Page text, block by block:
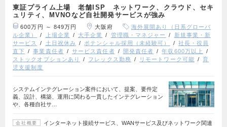
東証プライム上場 老舗ISP ネットワーク、クラウド、セキ
ュリティ、MVNOなど自社開発サービスが強み
600万円 ～ 849万円 大阪府
海外展開あり（日系グローバ
ル企業）
上場企業 大手企業 管理職・マネジャー
新規事業・新
サービス
土日祝休み ポテンシャル採用（未経験可）
社長・役員
直下
事業責任者 サービス責任者 開発責任者
年収600万以上
ストックオプションあり
フレックス勤務 リモートワーク可能
育
児支援制度
システムインテグレーション案件において、提案、要件定
義、設計、構築、運用に関わる一貫したインテグレーション
や、各種自社サ…
会社概要
インターネット接続サービス、WANサービス及びネットワーク関連